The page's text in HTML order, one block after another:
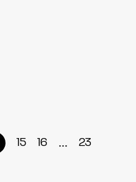
15 16 ... 23